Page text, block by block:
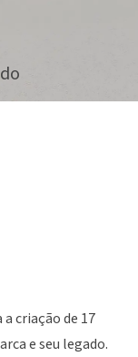
criação de 17
e seu legado.